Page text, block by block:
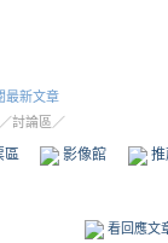
最新文章
／討論區／
區 影像館
看回應文